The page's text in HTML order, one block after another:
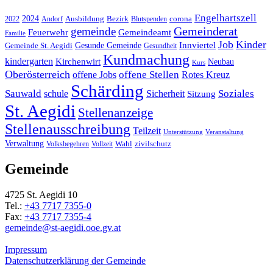
2022 2024 Andorf Ausbildung Bezirk Blutspenden corona Engelhartszell
Familie Feuerwehr gemeinde Gemeindeamt Gemeinderat
Gemeinde St. Aegidi Gesunde Gemeinde Gesundheit Innviertel Job Kinder
kindergarten Kirchenwirt Kundmachung Kurs Neubau
Oberösterreich offene Jobs offene Stellen Rotes Kreuz
Sauwald schule Schärding Sicherheit Sitzung Soziales
St. Aegidi Stellenanzeige
Stellenausschreibung Teilzeit Unterstützung Veranstaltung
Verwaltung Volksbegehren Vollzeit Wahl zivilschutz
Gemeinde
4725 St. Aegidi 10
Tel.: +43 7717 7355-0
Fax: +43 7717 7355-4
gemeinde@st-aegidi.ooe.gv.at
Impressum
Datenschutzerklärung der Gemeinde